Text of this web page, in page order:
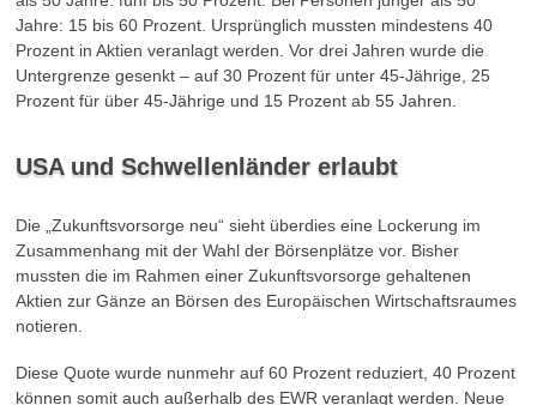
Jahre: 15 bis 60 Prozent. Ursprünglich mussten mindestens 40
Prozent in Aktien veranlagt werden. Vor drei Jahren wurde die
Untergrenze gesenkt – auf 30 Prozent für unter 45-Jährige, 25
Prozent für über 45-Jährige und 15 Prozent ab 55 Jahren.
USA und Schwellenländer erlaubt
Die „Zukunftsvorsorge neu“ sieht überdies eine Lockerung im
Zusammenhang mit der Wahl der Börsenplätze vor. Bisher
mussten die im Rahmen einer Zukunftsvorsorge gehaltenen
Aktien zur Gänze an Börsen des Europäischen Wirtschaftsraumes
notieren.
Diese Quote wurde nunmehr auf 60 Prozent reduziert, 40 Prozent
können somit auch außerhalb des EWR veranlagt werden. Neue